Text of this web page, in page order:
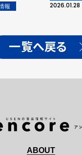
報 2026.01.28
一覧へ戻る
ABOUT